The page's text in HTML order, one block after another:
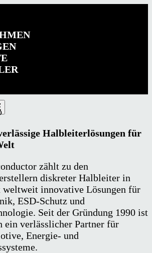
Halbleiterlösungen für
zählt zu den
diskreter Halbleiter in
innovative Lösungen für
ESD-Schutz und
Seit der Gründung 1990 ist
ein verlässlicher Partner für
Energie- und